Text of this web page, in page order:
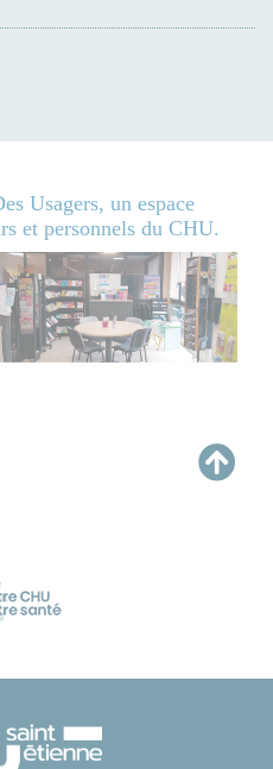
Usagers, un espace
et personnels du CHU.